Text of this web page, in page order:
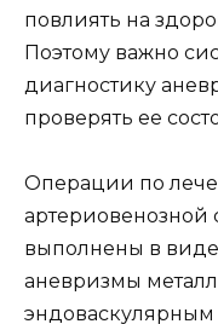
повлиять на
Поэтому важно
диагностику
проверять ее
Операции по
артериовенозной
выполнены в
аневризмы
эндоваскулярным